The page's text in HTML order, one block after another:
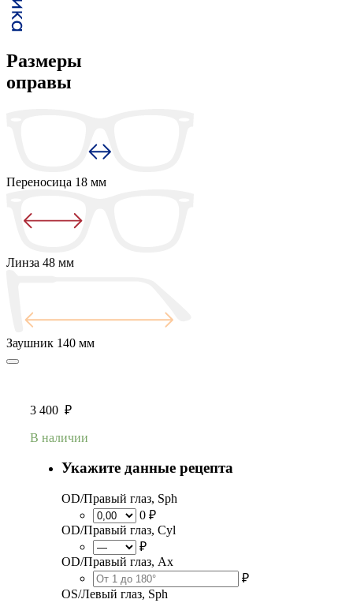
Размеры
оправы
Переносица 18 мм
Линза 48 мм
Заушник 140 мм
3 400 ₽
В наличии
Укажите данные рецепта
OD/Правый глаз, Sph
0 ₽
OD/Правый глаз, Cyl
₽
OD/Правый глаз, Ax
₽
OS/Левый глаз, Sph